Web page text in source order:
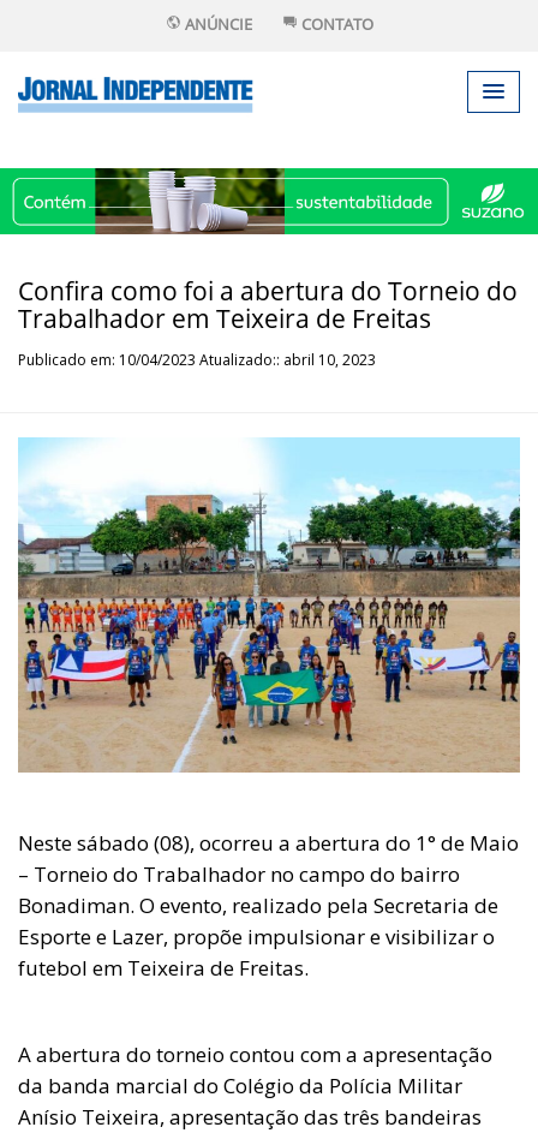
ANÚNCIE CONTATO
Confira como foi a abertura do Torneio do
Trabalhador em Teixeira de Freitas
Publicado em: 10/04/2023 Atualizado:: abril 10, 2023
Neste sábado (08), ocorreu a abertura do 1° de Maio
– Torneio do Trabalhador no campo do bairro
Bonadiman. O evento, realizado pela Secretaria de
Esporte e Lazer, propõe impulsionar e visibilizar o
futebol em Teixeira de Freitas.
A abertura do torneio contou com a apresentação
da banda marcial do Colégio da Polícia Militar
Anísio Teixeira, apresentação das três bandeiras